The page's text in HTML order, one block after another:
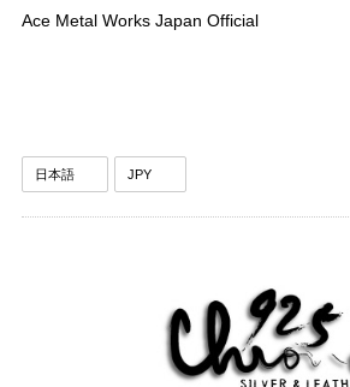
Ace Metal Works Japan Official